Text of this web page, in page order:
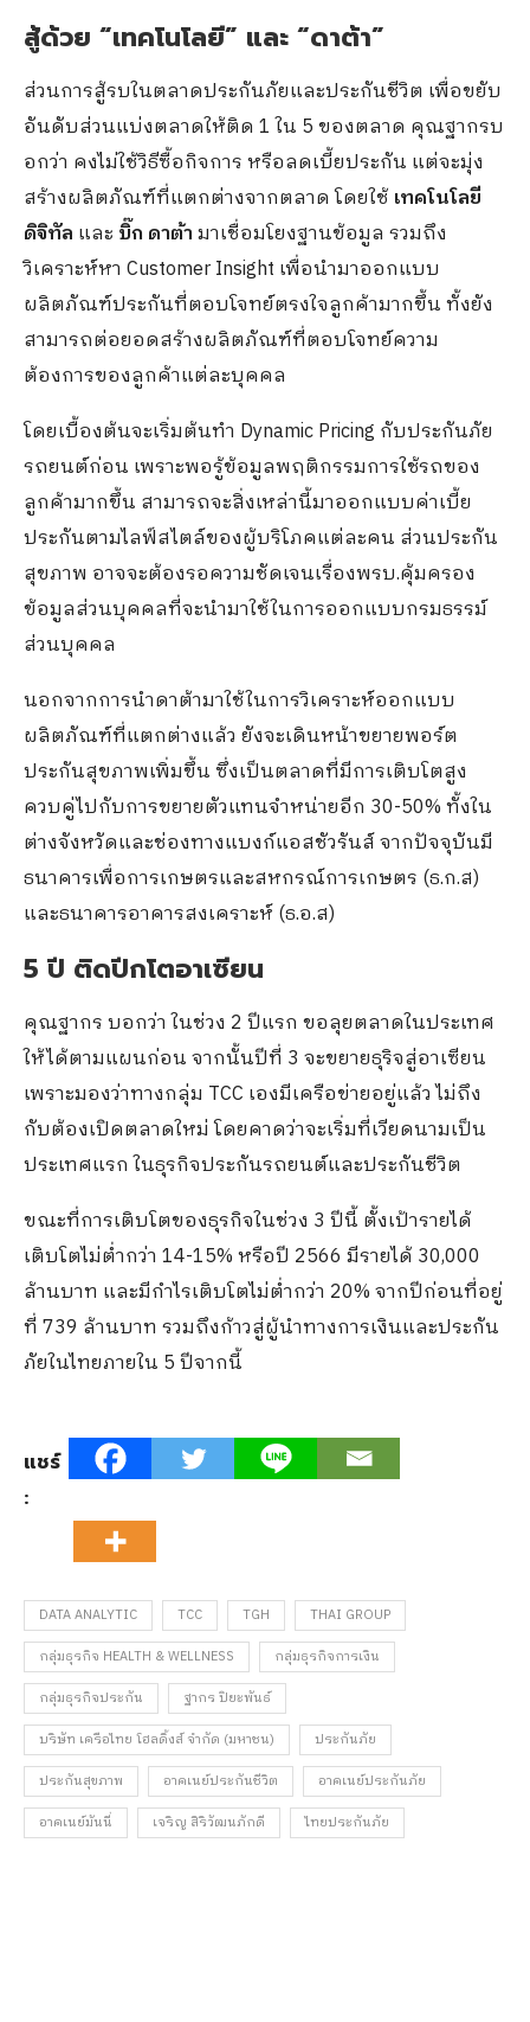
สู้ด้วย “เทคโนโลยี” และ “ดาต้า”
ส่วนการสู้รบในตลาดประกันภัยและประกันชีวิต เพื่อขยับ
อันดับส่วนแบ่งตลาดให้ติด 1 ใน 5 ของตลาด คุณฐากรบ
อกว่า คงไม่ใช้วิธีซื้อกิจการ หรือลดเบี้ยประกัน แต่จะมุ่ง
สร้างผลิตภัณฑ์ที่แตกต่างจากตลาด โดยใช้ เทคโนโลยี
ดิจิทัล และ บิ๊ก ดาต้ามาเชื่อมโยงฐานข้อมูล รวมถึง
วิเคราะห์หา Customer Insight เพื่อนำมาออกแบบ
ผลิตภัณฑ์ประกันที่ตอบโจทย์ตรงใจลูกค้ามากขึ้น ทั้งยัง
สามารถต่อยอดสร้างผลิตภัณฑ์ที่ตอบโจทย์ความ
ต้องการของลูกค้าแต่ละบุคคล
โดยเบื้องต้นจะเริ่มต้นทำ Dynamic Pricing กับประกันภัย
รถยนต์ก่อน เพราะพอรู้ข้อมูลพฤติกรรมการใช้รถของ
ลูกค้ามากขึ้น สามารถจะสิ่งเหล่านี้มาออกแบบค่าเบี้ย
ประกันตามไลฟ์สไตล์ของผู้บริโภคแต่ละคน ส่วนประกัน
สุขภาพ อาจจะต้องรอความชัดเจนเรื่องพรบ.คุ้มครอง
ข้อมูลส่วนบุคคลที่จะนำมาใช้ในการออกแบบกรมธรรม์
ส่วนบุคคล
นอกจากการนำดาต้ามาใช้ในการวิเคราะห์ออกแบบ
ผลิตภัณฑ์ที่แตกต่างแล้ว ยังจะเดินหน้าขยายพอร์ต
ประกันสุขภาพเพิ่มขึ้น ซึ่งเป็นตลาดที่มีการเติบโตสูง
ควบคู่ไปกับการขยายตัวแทนจำหน่ายอีก 30-50% ทั้งใน
ต่างจังหวัดและช่องทางแบงก์แอสชัวรันส์ จากปัจจุบันมี
ธนาคารเพื่อการเกษตรและสหกรณ์การเกษตร (ธ.ก.ส)
และธนาคารอาคารสงเคราะห์ (ธ.อ.ส)
5 ปี ติดปีกโตอาเซียน
คุณฐากร บอกว่า ในช่วง 2 ปีแรก ขอลุยตลาดในประเทศ
ให้ได้ตามแผนก่อน จากนั้นปีที่ 3 จะขยายธุริจสู่อาเซียน
เพราะมองว่าทางกลุ่ม TCC เองมีเครือข่ายอยู่แล้ว ไม่ถึง
กับต้องเปิดตลาดใหม่ โดยคาดว่าจะเริ่มที่เวียดนามเป็น
ประเทศแรก ในธุรกิจประกันรถยนต์และประกันชีวิต
ขณะที่การเติบโตของธุรกิจในช่วง 3 ปีนี้ ตั้งเป้ารายได้
เติบโตไม่ต่ำกว่า 14-15% หรือปี 2566 มีรายได้ 30,000
ล้านบาท และมีกำไรเติบโตไม่ต่ำกว่า 20% จากปีก่อนที่อยู่
ที่ 739 ล้านบาท รวมถึงก้าวสู่ผู้นำทางการเงินและประกัน
ภัยในไทยภายใน 5 ปีจากนี้
แชร์
:
DATA ANALYTIC TCC TGH
THAI GROUP
กลุ่มธุรกิจ HEALTH & WELLNESS
กลุ่มธุรกิจการเงิน
กลุ่มธุรกิจประกัน
ฐากร ปิยะพันธ์
บริษัท เครือไทย โฮลดิ้งส์ จำกัด (มหาชน)
ประกันภัย
ประกันสุขภาพ
อาคเนย์ประกันชีวิต
อาคเนย์ประกันภัย
อาคเนย์มันนี่
เจริญ สิริวัฒนภักดี ไทยประกันภัย